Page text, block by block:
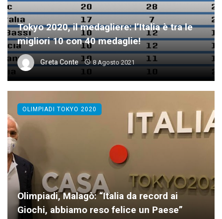
Tokyo 2020, il medagliere: l’Italia è tra le
migliori 10 con 40 medaglie!
Greta Conte 8 Agosto 2021
Olimpiadi, Malagò: “Italia da record ai
Giochi, abbiamo reso felice un Paese”
OLIMPIADI TOKYO 2020